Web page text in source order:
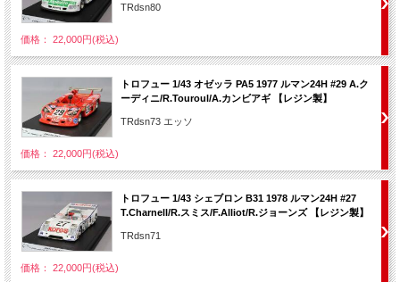
TRdsn80
価格： 22,000円(税込)
トロフュー 1/43 オゼッラ PA5 1977 ルマン24H #29 A.ク
ーディニ/R.Touroul/A.カンビアギ 【レジン製】
TRdsn73 エッソ
価格： 22,000円(税込)
トロフュー 1/43 シェブロン B31 1978 ルマン24H #27
T.Charnell/R.スミス/F.Alliot/R.ジョーンズ 【レジン製】
TRdsn71
価格： 22,000円(税込)